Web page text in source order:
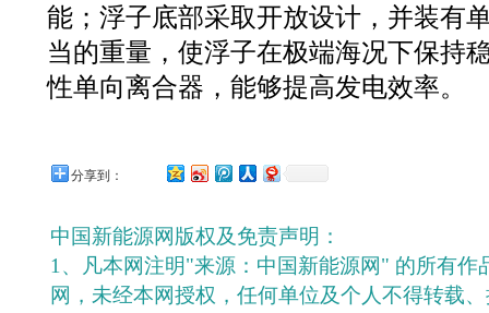
能；浮子底部采取开放设计，并装有
当的重量，使浮子在极端海况下保持
性单向离合器，能够提高发电效率。
分享到：
中国新能源网版权及免责声明：
1、凡本网注明"来源：中国新能源网" 的所有作
网，未经本网授权，任何单位及个人不得转载